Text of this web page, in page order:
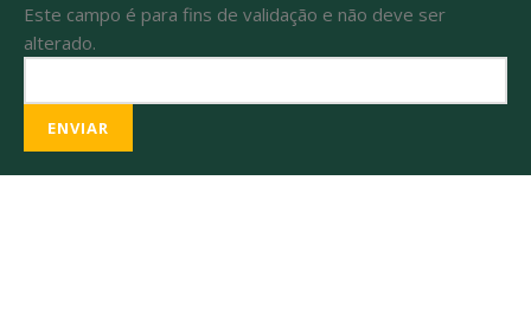
Este campo é para fins de validação e não deve ser
alterado.